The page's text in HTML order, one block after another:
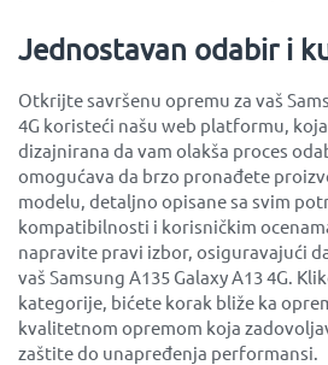
Jednostavan odabir i
Otkrijte savršenu opremu za vaš
4G koristeći našu web platformu,
dizajnirana da vam olakša proces
omogućava da brzo pronađete
modelu, detaljno opisane sa svim
kompatibilnosti i korisničkim
napravite pravi izbor, osiguravajući
vaš Samsung A135 Galaxy A13 4G.
kategorije, bićete korak bliže ka
kvalitetnom opremom koja
zaštite do unapređenja performansi.